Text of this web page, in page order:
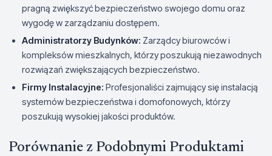
pragną zwiększyć bezpieczeństwo swojego domu oraz
wygodę w zarządzaniu dostępem.
Administratorzy Budynków: Zarządcy biurowców i
kompleksów mieszkalnych, którzy poszukują niezawodnych
rozwiązań zwiększających bezpieczeństwo.
Firmy Instalacyjne: Profesjonaliści zajmujący się instalacją
systemów bezpieczeństwa i domofonowych, którzy
poszukują wysokiej jakości produktów.
Porównanie z Podobnymi Produktami